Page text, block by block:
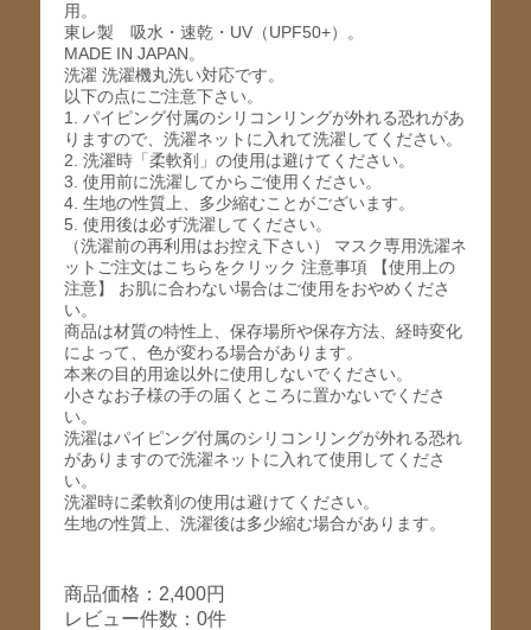
用。
東レ製 吸水・速乾・UV（UPF50+）。
MADE IN JAPAN。
洗濯 洗濯機丸洗い対応です。
以下の点にご注意下さい。
1. パイピング付属のシリコンリングが外れる恐れがあ
りますので、洗濯ネットに入れて洗濯してください。
2. 洗濯時「柔軟剤」の使用は避けてください。
3. 使用前に洗濯してからご使用ください。
4. 生地の性質上、多少縮むことがございます。
5. 使用後は必ず洗濯してください。
（洗濯前の再利用はお控え下さい） マスク専用洗濯ネ
ットご注文はこちらをクリック 注意事項 【使用上の
注意】 お肌に合わない場合はご使用をおやめくださ
い。
商品は材質の特性上、保存場所や保存方法、経時変化
によって、色が変わる場合があります。
本来の目的用途以外に使用しないでください。
小さなお子様の手の届くところに置かないでくださ
い。
洗濯はパイピング付属のシリコンリングが外れる恐れ
がありますので洗濯ネットに入れて使用してくださ
い。
洗濯時に柔軟剤の使用は避けてください。
生地の性質上、洗濯後は多少縮む場合があります。
商品価格：2,400円
レビュー件数：0件